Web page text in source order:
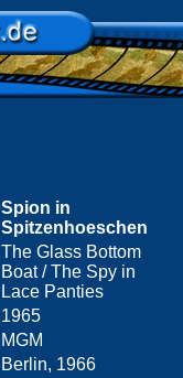
Spion in
Spitzenhoeschen
The Glass Bottom
Boat / The Spy in
Lace Panties
1965
MGM
Berlin, 1966